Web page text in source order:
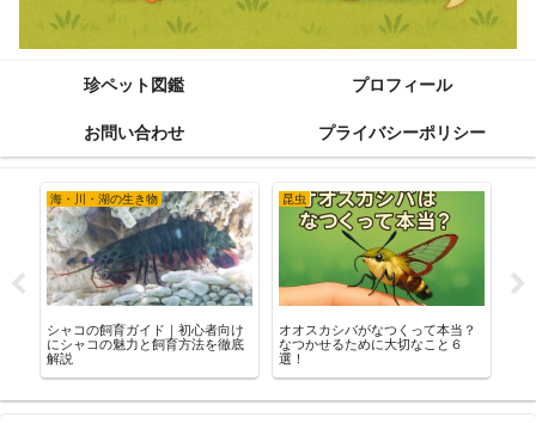
珍ペット図鑑 プロフィール
お問い合わせ プライバシーポリシー
海・川・湖の生き物
シャコの飼育ガイド｜初心者向け
にシャコの魅力と飼育方法を徹底
解説
昆虫
オオスカシバがなつくって本当？
なつかせるために大切なこと６
選！